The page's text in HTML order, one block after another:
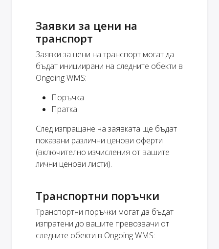
Заявки за цени на
транспорт
Заявки за цени на транспорт могат да
бъдат инициирани на следните обекти в
Ongoing WMS:
Поръчка
Пратка
След изпращане на заявката ще бъдат
показани различни ценови оферти
(включително изчисления от вашите
лични ценови листи).
Транспортни поръчки
Транспортни поръчки могат да бъдат
изпратени до вашите превозвачи от
следните обекти в Ongoing WMS: